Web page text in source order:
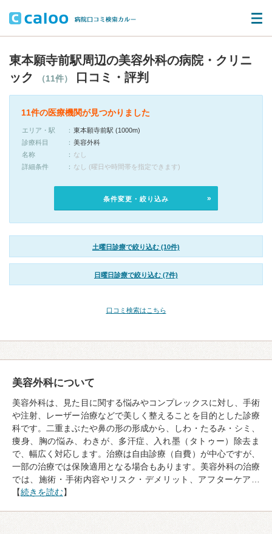
東本願寺前駅周辺の美容外科の病院・クリニ
ック
（11件） 口コミ・評判
11件の医療機関が見つかりました
エリア・駅
東本願寺前駅 (1000m)
診療科目
美容外科
名称
なし
詳細条件
なし (曜日や時間帯を指定できます)
条件変更・絞り込み
土曜日診療で絞り込む (10件)
日曜日診療で絞り込む (7件)
口コミ検索はこちら
美容外科について
美容外科は、見た目に関する悩みやコンプレックスに対し、手術
や注射、レーザー治療などで美しく整えることを目的とした診療
科です。二重まぶたや鼻の形の形成から、しわ・たるみ・シミ、
痩身、胸の悩み、わきが、多汗症、入れ墨（タトゥー）除去ま
で、幅広く対応します。治療は自由診療（自費）が中心ですが、
一部の治療では保険適用となる場合もあります。美容外科の治療
では、施術・手術内容やリスク・デメリット、アフターケア…
【続きを読む】